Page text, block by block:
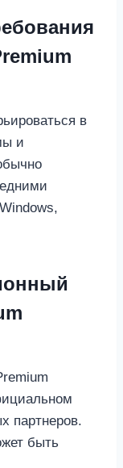
в
и
партнеров.
быть